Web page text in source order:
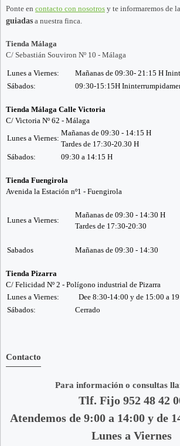
Ponte en contacto con nosotros y te informaremos de
guiadas a nuestra finca.
Tienda Málaga
C/ Sebastián Souviron Nº 10 - Málaga
Lunes a Viernes:
Mañanas de 09:30- 21:15 H
Sábados:
09:30-15:15H
Tienda Málaga Calle Victoria
C/ Victoria Nº 62 - Málaga
Lunes a Viernes:
Mañanas de 09:30 - 14:15 H
Tardes de 17:30-20.30 H
Sábados:
09:30 a 14:15 H
Tienda Fuengirola
Avenida la Estación nº1 - Fuengirola
Lunes a Viernes:
Mañanas de 09:30 - 14:30 H
Tardes de 17:30-20:30
Sabados Mañanas de 09:30 - 14:30
Tienda Pizarra
C/ Felicidad Nº 2 - Polígono industrial de Pizarra
Lunes a Viernes:
Dee 8:30-14:00 y de 15:00 a
Sábados:
Cerrado
Contacto
Para información o consultas
Tlf. Fijo 952 48 42
Atendemos de 9:00 a 14:00 y de
Lunes a Viernes